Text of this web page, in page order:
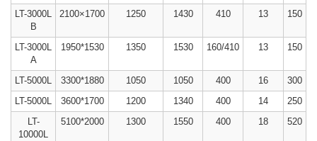
LT-3000L
B
2100×1700 1250 1430 410 13 150
LT-3000L
A
1950*1530 1350 1530 160/410 13 150
LT-5000L 3300*1880 1050 1050 400 16
300
LT-5000L
3600*1700 1200 1340 400 14
250
LT-
10000L
5100*2000 1300 1550 400 18 520